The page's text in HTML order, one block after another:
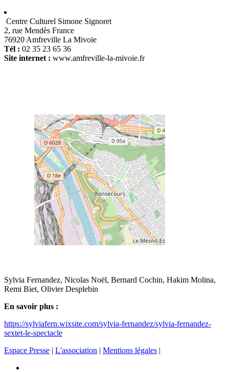
Centre Culturel Simone Signoret
2, rue Mendès France
76920 Amfreville La Mivoie
Tél : 02 35 23 65 36
Site internet : www.amfreville-la-mivoie.fr
Sylvia Fernandez, Nicolas Noël, Bernard Cochin, Hakim Molina,
Remi Biet, Olivier Desplebin
En savoir plus :
https://sylviafern.wixsite.com/sylvia-fernandez/sylvia-fernandez-
sextet-le-spectacle
Espace Presse | L'association | Mentions légales |